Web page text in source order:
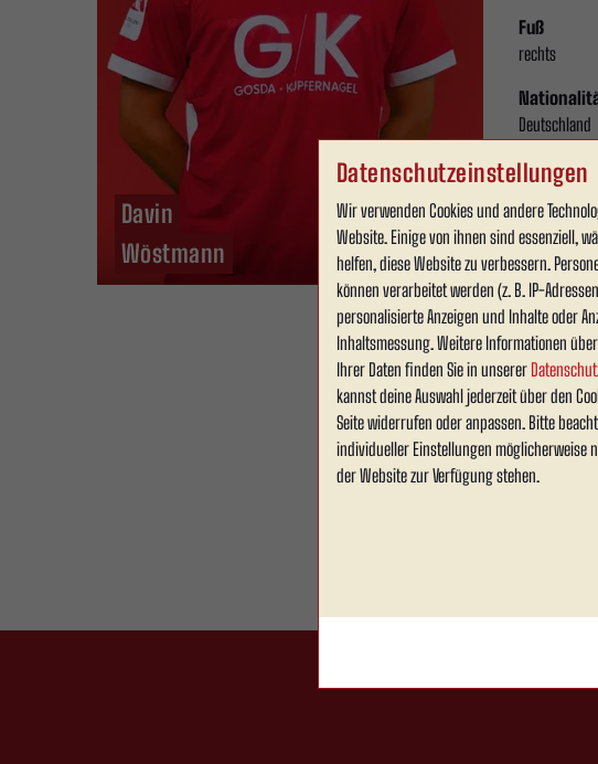
Datenschutzeinstellungen
Wir verwenden Cookies und andere
Website. Einige von ihnen sind essenziell,
helfen, diese Website zu verbessern.
können verarbeitet werden (z. B. IP-
personalisierte Anzeigen und Inhalte oder
Inhaltsmessung. Weitere Informationen
Ihrer Daten finden Sie in unserer
kannst deine Auswahl jederzeit über den
Seite widerrufen oder anpassen. Bitte
individueller Einstellungen möglicherweise
der Website zur Verfügung stehen.
Davin
Wöstmann
Fuß
rechts
Deutschland